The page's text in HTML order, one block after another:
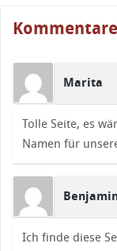
Marita
Tolle Seite, es
Namen für
Ich finde diese